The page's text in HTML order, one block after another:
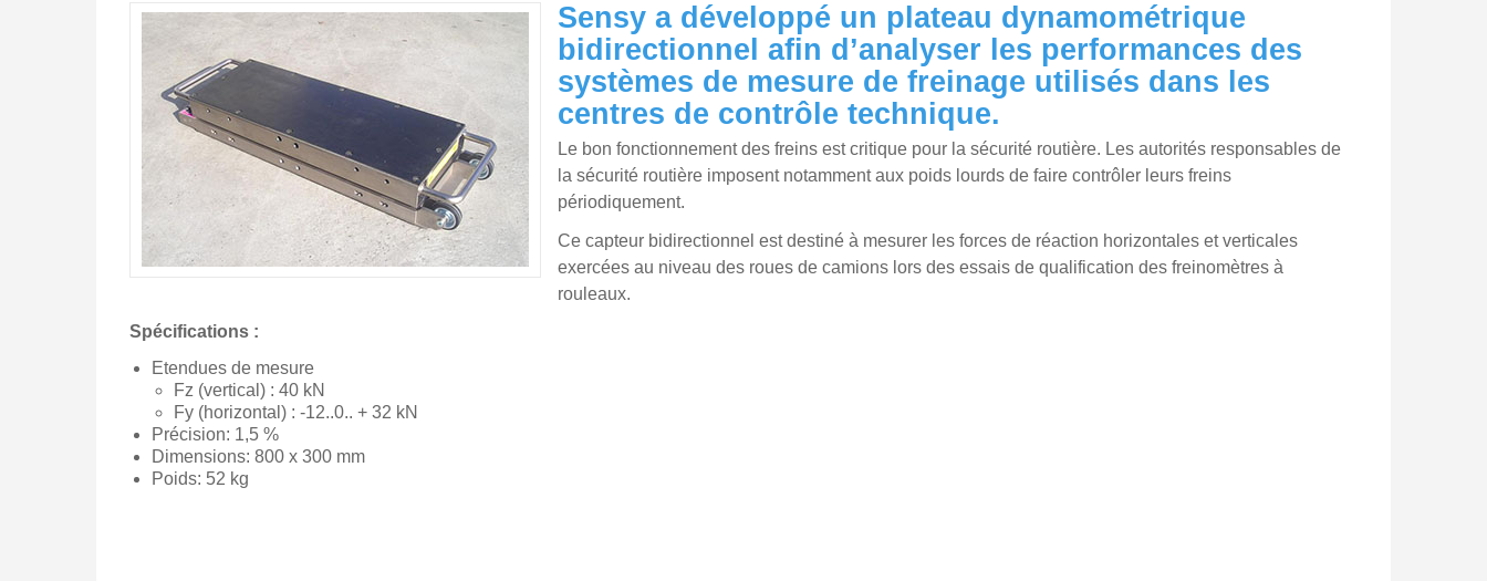
Sensy a développé un plateau dynamométrique
bidirectionnel afin d’analyser les performances des
systèmes de mesure de freinage utilisés dans les
centres de contrôle technique.
Le bon fonctionnement des freins est critique pour la sécurité routière. Les autorités responsables de
la sécurité routière imposent notamment aux poids lourds de faire contrôler leurs freins
périodiquement.
Ce capteur bidirectionnel est destiné à mesurer les forces de réaction horizontales et verticales
exercées au niveau des roues de camions lors des essais de qualification des freinomètres à
rouleaux.
Spécifications :
Etendues de mesure
Fz (vertical) : 40 kN
Fy (horizontal) : -12..0.. + 32 kN
Précision: 1,5 %
Dimensions: 800 x 300 mm
Poids: 52 kg